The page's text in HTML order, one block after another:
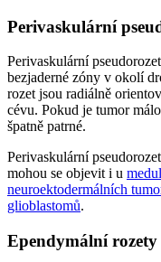
Perivaskulární
Perivaskulární
bezjaderné zóny v okolí
rozet jsou radiálně
cévu. Pokud je tumor
špatně patrné.
Perivaskulární
mohou se objevit i u
neuroektodermálních
glioblastomů.
Ependymální rozety